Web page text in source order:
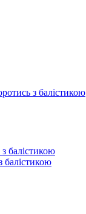
з балістикою
балістикою